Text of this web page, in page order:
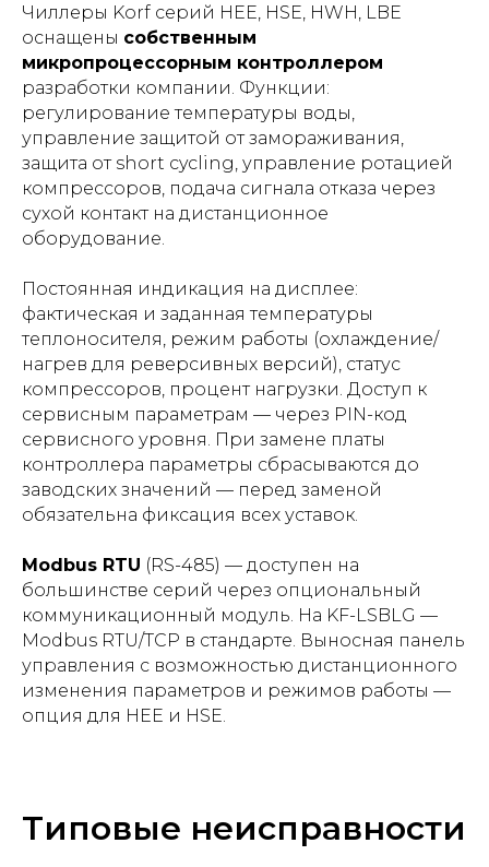
Чиллеры Korf серий HEE, HSE, HWH, LBE
оснащены собственным
микропроцессорным контроллером
разработки компании. Функции:
регулирование температуры воды,
управление защитой от замораживания,
защита от short cycling, управление ротацией
компрессоров, подача сигнала отказа через
сухой контакт на дистанционное
оборудование.
Постоянная индикация на дисплее:
фактическая и заданная температуры
теплоносителя, режим работы (охлаждение/
нагрев для реверсивных версий), статус
компрессоров, процент нагрузки. Доступ к
сервисным параметрам — через PIN-код
сервисного уровня. При замене платы
контроллера параметры сбрасываются до
заводских значений — перед заменой
обязательна фиксация всех уставок.
Modbus RTU (RS-485) — доступен на
большинстве серий через опциональный
коммуникационный модуль. На KF-LSBLG —
Modbus RTU/TCP в стандарте. Выносная панель
управления с возможностью дистанционного
изменения параметров и режимов работы —
опция для HEE и HSE.
Типовые неисправности